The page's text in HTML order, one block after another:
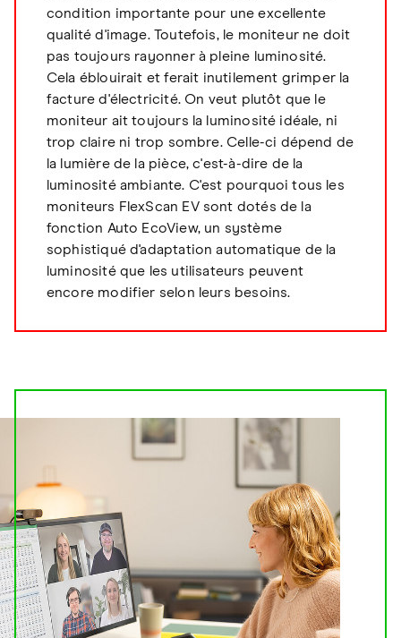
condition importante pour une excellente
qualité d'image. Toutefois, le moniteur ne doit
pas toujours rayonner à pleine luminosité.
Cela éblouirait et ferait inutilement grimper la
facture d'électricité. On veut plutôt que le
moniteur ait toujours la luminosité idéale, ni
trop claire ni trop sombre. Celle-ci dépend de
la lumière de la pièce, c'est-à-dire de la
luminosité ambiante. C'est pourquoi tous les
moniteurs FlexScan EV sont dotés de la
fonction Auto EcoView, un système
sophistiqué d'adaptation automatique de la
luminosité que les utilisateurs peuvent
encore modifier selon leurs besoins.